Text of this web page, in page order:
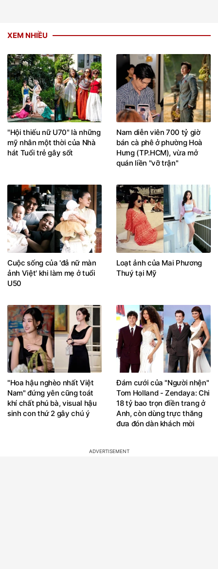
XEM NHIỀU
"Hội thiếu nữ U70" là những
mỹ nhân một thời của Nhà
hát Tuổi trẻ gây sốt
Nam diễn viên 700 tỷ giờ
bán cà phê ở phường Hoà
Hưng (TP.HCM), vừa mở
quán liền "vỡ trận"
Cuộc sống của 'đả nữ màn
ảnh Việt' khi làm mẹ ở tuổi
U50
Loạt ảnh của Mai Phương
Thuý tại Mỹ
"Hoa hậu nghèo nhất Việt
Nam" đứng yên cũng toát
khí chất phú bà, visual hậu
sinh con thứ 2 gây chú ý
Đám cưới của "Người nhện"
Tom Holland - Zendaya: Chi
18 tỷ bao trọn điền trang ở
Anh, còn dùng trực thăng
đưa đón dàn khách mời